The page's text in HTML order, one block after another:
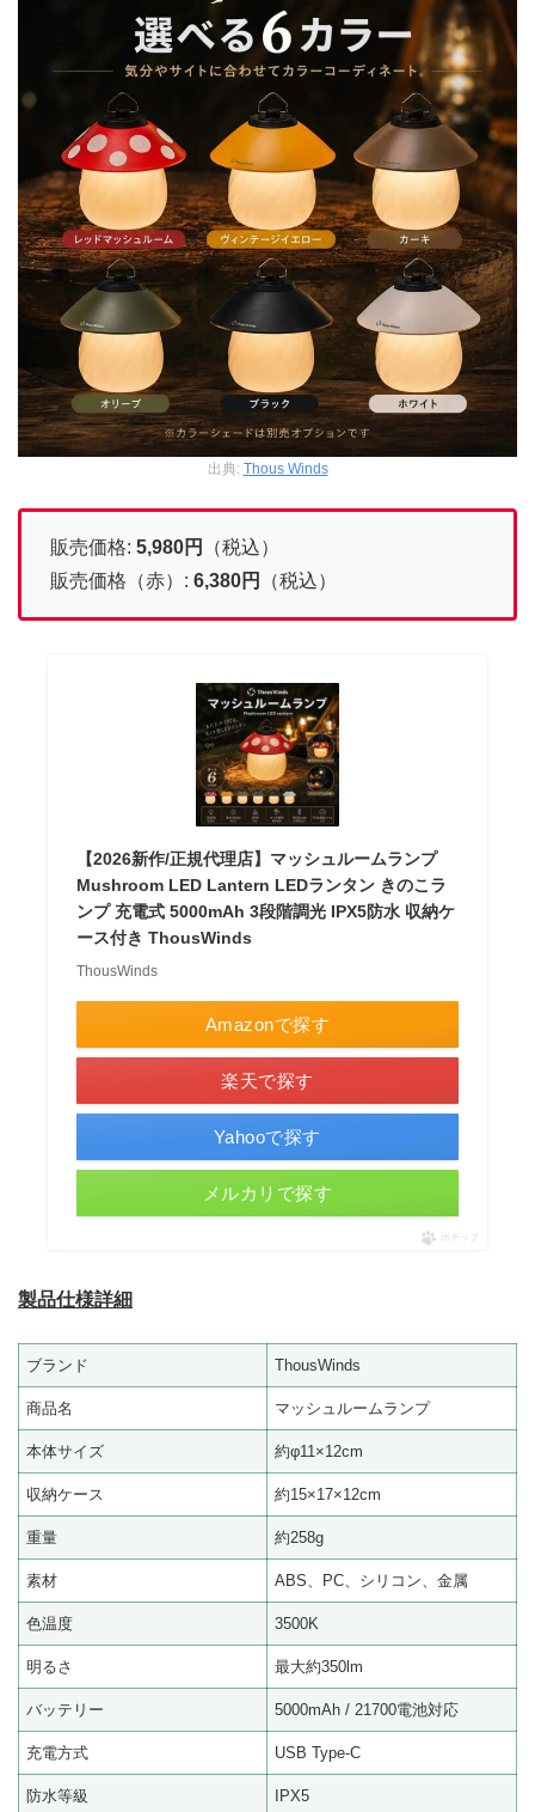
出典: Thous Winds
販売価格: 5,980円
（税込）
販売価格（赤）: 6,380円 （税込）
【2026新作/正規代理店】マッシュルームランプ
Mushroom LED Lantern LEDランタン きのこラ
ンプ 充電式 5000mAh 3段階調光 IPX5防水 収納ケ
ース付き ThousWinds
ThousWinds
Amazonで探す
楽天で探す
Yahooで探す
メルカリで探す
ポチップ
製品仕様詳細
ブランド ThousWinds
商品名 マッシュルームランプ
本体サイズ 約φ11×12cm
収納ケース 約15×17×12cm
重量 約258g
素材 ABS、PC、シリコン、金属
色温度 3500K
明るさ 最大約350lm
バッテリー 5000mAh / 21700電池対応
充電方式 USB Type-C
防水等級 IPX5